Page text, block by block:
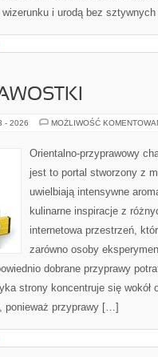
wizerunku i urodą bez
- 2026 MOŻLIWOŚĆ
Orientalno-przyprawowy
jest to portal stworzony z
uwielbiają intensywne
kulinarne inspiracje z
internetowa przestrzeń,
zarówno osoby
dobrane przyprawy
strony koncentruje się wokół
ponieważ przyprawy […]